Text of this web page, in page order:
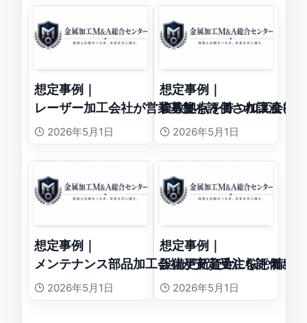
想定事例｜
レーザー加工会社が営業基盤を評価され譲渡し
2026年5月1日
想定事例｜
複数拠点を持つ加工会社
2026年5月1日
想定事例｜
メンテナンス部品加工会社が安定受注を評価さ
2026年5月1日
想定事例｜
設備更新資金に悩む精密
2026年5月1日